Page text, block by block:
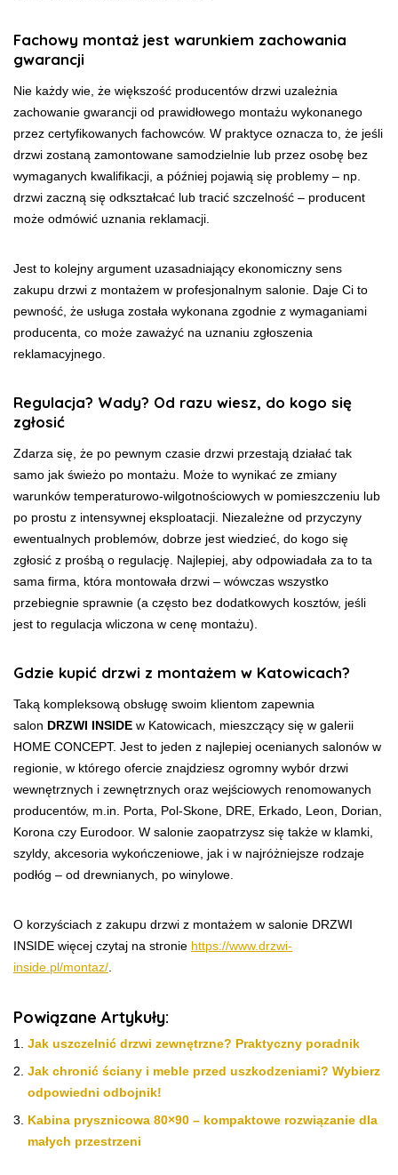
Fachowy montaż jest warunkiem zachowania
gwarancji
Nie każdy wie, że większość producentów drzwi uzależnia
zachowanie gwarancji od prawidłowego montażu wykonanego
przez certyfikowanych fachowców. W praktyce oznacza to, że jeśli
drzwi zostaną zamontowane samodzielnie lub przez osobę bez
wymaganych kwalifikacji, a później pojawią się problemy – np.
drzwi zaczną się odkształcać lub tracić szczelność – producent
może odmówić uznania reklamacji.
Jest to kolejny argument uzasadniający ekonomiczny sens
zakupu drzwi z montażem w profesjonalnym salonie. Daje Ci to
pewność, że usługa została wykonana zgodnie z wymaganiami
producenta, co może zaważyć na uznaniu zgłoszenia
reklamacyjnego.
Regulacja? Wady? Od razu wiesz, do kogo się
zgłosić
Zdarza się, że po pewnym czasie drzwi przestają działać tak
samo jak świeżo po montażu. Może to wynikać ze zmiany
warunków temperaturowo-wilgotnościowych w pomieszczeniu lub
po prostu z intensywnej eksploatacji. Niezależne od przyczyny
ewentualnych problemów, dobrze jest wiedzieć, do kogo się
zgłosić z prośbą o regulację. Najlepiej, aby odpowiadała za to ta
sama firma, która montowała drzwi – wówczas wszystko
przebiegnie sprawnie (a często bez dodatkowych kosztów, jeśli
jest to regulacja wliczona w cenę montażu).
Gdzie kupić drzwi z montażem w Katowicach?
Taką kompleksową obsługę swoim klientom zapewnia
salon DRZWI INSIDE w Katowicach, mieszczący się w galerii
HOME CONCEPT. Jest to jeden z najlepiej ocenianych salonów w
regionie, w którego ofercie znajdziesz ogromny wybór drzwi
wewnętrznych i zewnętrznych oraz wejściowych renomowanych
producentów, m.in. Porta, Pol-Skone, DRE, Erkado, Leon, Dorian,
Korona czy Eurodoor. W salonie zaopatrzysz się także w klamki,
szyldy, akcesoria wykończeniowe, jak i w najróżniejsze rodzaje
podłóg – od drewnianych, po winylowe.
O korzyściach z zakupu drzwi z montażem w salonie DRZWI
INSIDE więcej czytaj na stronie https://www.drzwi-
inside.pl/montaz/
Powiązane Artykuły:
Jak uszczelnić drzwi zewnętrzne? Praktyczny poradnik
Jak chronić ściany i meble przed uszkodzeniami? Wybierz
odpowiedni odbojnik!
Kabina prysznicowa 80×90 – kompaktowe rozwiązanie dla
małych przestrzeni